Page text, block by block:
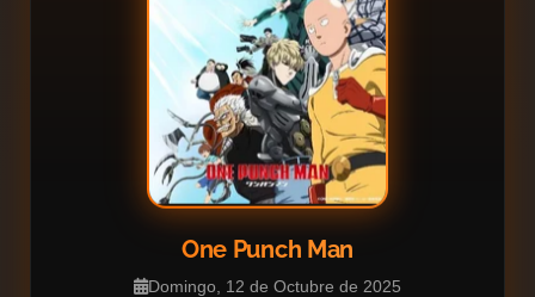
One Punch Man
Domingo, 12 de Octubre de 2025